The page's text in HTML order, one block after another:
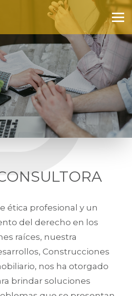
ética profesional y un
del derecho en los
raíces, nuestra
Construcciones
nos ha otorgado
brindar soluciones